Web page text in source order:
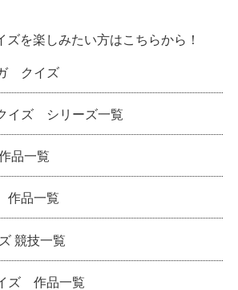
ズを楽しみたい方はこちらから！
クイズ
イズ シリーズ一覧
品一覧
作品一覧
競技一覧
ズ 作品一覧